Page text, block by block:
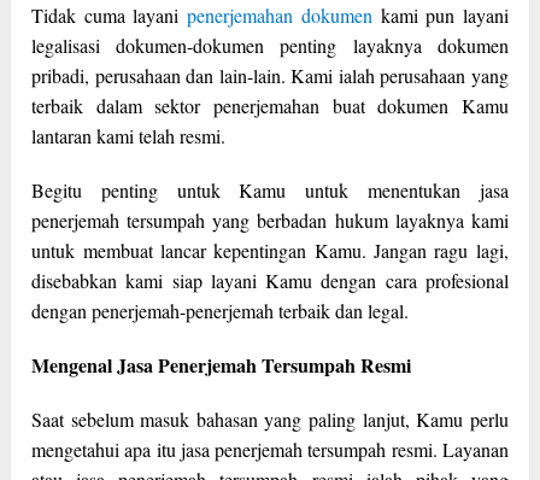
Tidak cuma layanipenerjemahan dokumen kami pun layani
legalisasi dokumen-dokumen penting layaknya dokumen
pribadi, perusahaan dan lain-lain. Kami ialah perusahaan yang
terbaik dalam sektor penerjemahan buat dokumen Kamu
lantaran kami telah resmi.
Begitu penting untuk Kamu untuk menentukan jasa
penerjemah tersumpah yang berbadan hukum layaknya kami
untuk membuat lancar kepentingan Kamu. Jangan ragu lagi,
disebabkan kami siap layani Kamu dengan cara profesional
dengan penerjemah-penerjemah terbaik dan legal.
Mengenal Jasa Penerjemah Tersumpah Resmi
Saat sebelum masuk bahasan yang paling lanjut, Kamu perlu
mengetahui apa itu jasa penerjemah tersumpah resmi. Layanan